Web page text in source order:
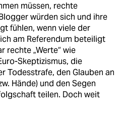
müssen, rechte
würden sich und ihre
fühlen, wenn viele der
am Referendum beteiligt
rechte „Werte“ wie
Skeptizismus, die
Todesstrafe, den Glauben an
Hände) und den Segen
teilen. Doch weit